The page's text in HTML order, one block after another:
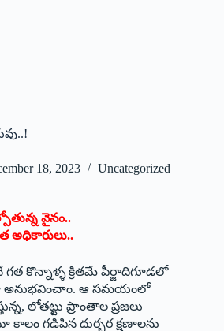
18, 2023 Uncategorized
వైనం..
అధికారులు..
కొన్నాళ్ళ క్రితమే పీర్జాదిగూడలో
అనుభవించాం. ఆ సమయంలో
లోతట్టు ప్రాంతాల ప్రజలు
గడిపిన దుర్భర క్షణాలను